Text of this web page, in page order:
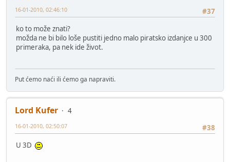
#37
16-01-2010, 02:46:10
ko to može znati?
možda ne bi bilo loše pustiti jedno malo piratsko izdanjce u 300
primeraka, pa nek ide život.
Put ćemo naći ili ćemo ga napraviti.
Lord Kufer
4
#38
16-01-2010, 02:50:07
U 3D